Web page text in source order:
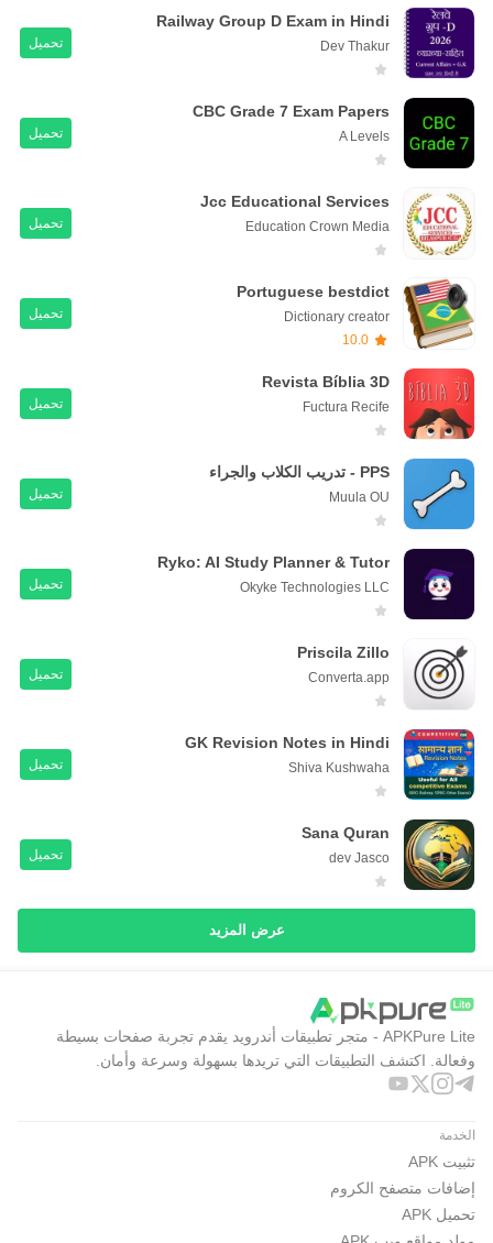
Railway Group D Exam in Hindi
Dev Thakur تحميل
CBC Grade 7 Exam Papers
A Levels تحميل
Jcc Educational Services
Education Crown Media تحميل
Portuguese bestdict
Dictionary creator
10.0
تحميل
Revista Bíblia 3D
Fuctura Recife تحميل
PPS - تدريب الكلاب والجراء
Muula OU تحميل
Ryko: AI Study Planner & Tutor
Okyke Technologies LLC تحميل
Priscila Zillo
Converta.app تحميل
GK Revision Notes in Hindi
Shiva Kushwaha تحميل
Sana Quran
dev Jasco تحميل
عرض المزيد
APKPure Lite - متجر تطبيقات أندرويد يقدم تجربة صفحات بسيطة
وفعالة. اكتشف التطبيقات التي تريدها بسهولة وسرعة وأمان.
الخدمة
تثبيت APK
إضافات متصفح الكروم
تحميل APK